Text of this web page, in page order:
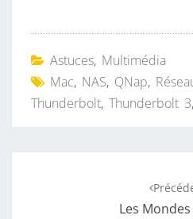
Astuces, Multimédia
Mac, NAS, QNap,
Thunderbolt, Thunderbolt 3,
Les